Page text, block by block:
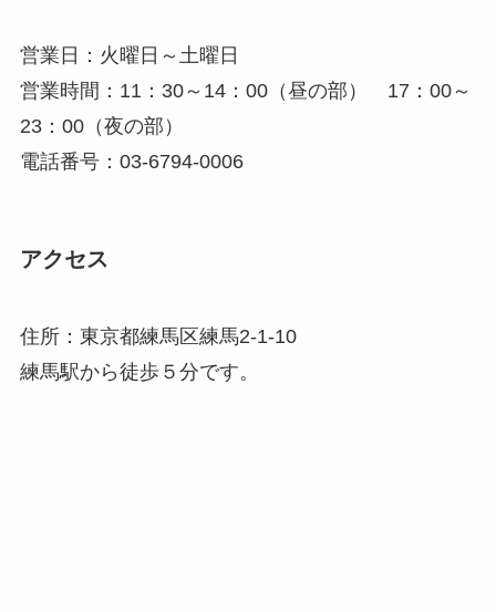
営業日：火曜日～土曜日
営業時間：11：30～14：00（昼の部） 17：00～
23：00（夜の部）
電話番号：03-6794-0006
アクセス
住所：東京都練馬区練馬2-1-10
練馬駅から徒歩５分です。